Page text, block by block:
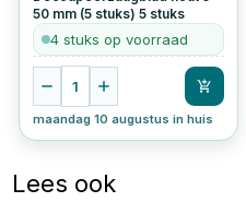
50 mm (5 stuks) 5 stuks
4 stuks op voorraad
1
maandag 10 augustus in huis
Lees ook